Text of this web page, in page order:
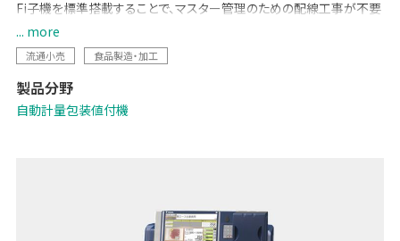
Fi子機を標準搭載することで、マスター管理のための配線工事が不要
に」など、各種機能を強化しました。POSとのデータ連携で生鮮バック
ルームの少人数運用を可能にする「生鮮向け生販管理ソリューション
-Pack on Time-」や「TERAOKA IoT サービス」にも対応しています。
... more
流通小売 食品製造・加工
製品分野
自動計量包装値付機